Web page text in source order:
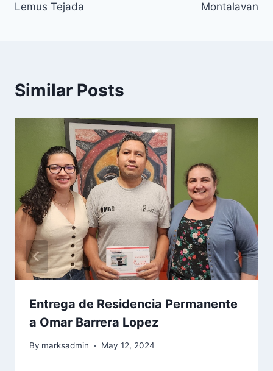
Lemus Tejada
Montalavan
Similar Posts
Entrega de Residencia Permanente
a Omar Barrera Lopez
By marksadmin May 12, 2024